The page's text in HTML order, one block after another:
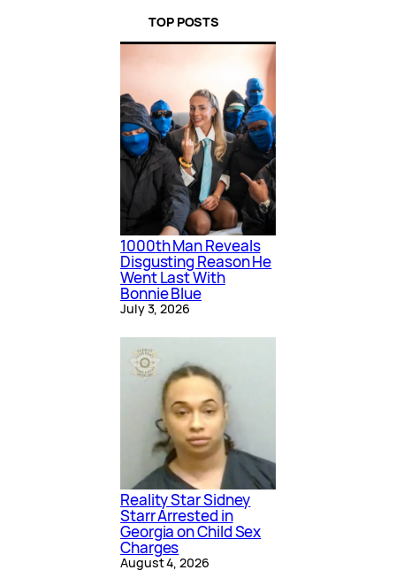
TOP POSTS
1000th Man Reveals
Disgusting Reason He
Went Last With
Bonnie Blue
July 3, 2026
Reality Star Sidney
Starr Arrested in
Georgia on Child Sex
Charges
August 4, 2026